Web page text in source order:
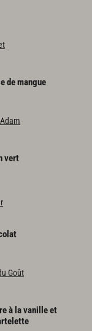
demangue
vert
Goût
à la vanille et